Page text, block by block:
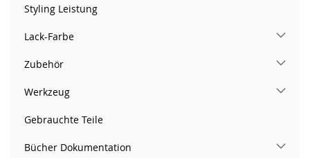
Styling Leistung
Lack-Farbe
Zubehör
Werkzeug
Gebrauchte Teile
Bücher Dokumentation